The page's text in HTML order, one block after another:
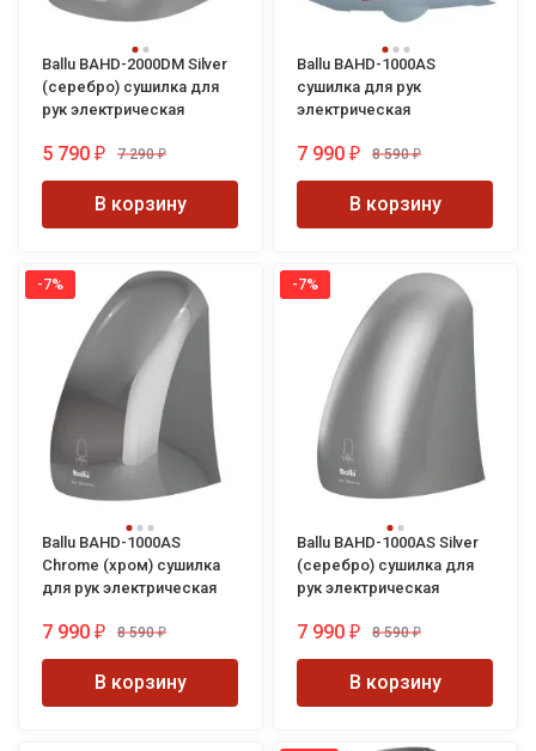
Ballu BAHD-2000DM Silver
(серебро) сушилка для
рук электрическая
5 790 ₽ 7 290 ₽
В корзину
Ballu BAHD-1000AS
сушилка для рук
электрическая
7 990 ₽ 8 590 ₽
В корзину
-7%
Ballu BAHD-1000AS
Chrome (хром) сушилка
для рук электрическая
7 990 ₽ 8 590 ₽
В корзину
-7%
Ballu BAHD-1000AS Silver
(серебро) сушилка для
рук электрическая
7 990 ₽ 8 590 ₽
В корзину